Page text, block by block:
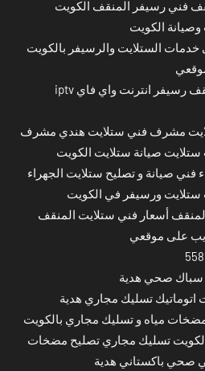
فني رسيفر المنقف الكويت
الكويت
الستلايت والرسيفر بالكويت
فني ستلايت مركزي المنقف رسيفر انترنت واي فاي iptv
مشرف فني ستلايت هندي مشرف
صيانة ستلايت الكويت
فني صيانة و تصليح ستلايت الجهراء
ورسيفر في الكويت
أسعار فني ستلايت المنقف
على موقعي
سباك صحي هدية
تسليك مجاري هدية
مياه و تسليك مجاري بالكويت
تسليك مجاري تصليح مضخات
صحي باكستاني هدية